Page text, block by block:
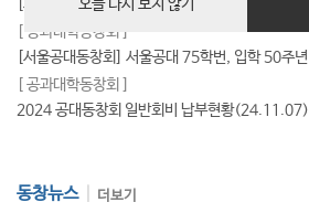
오늘 다시 보지 않기
[ 공과대학동창회 ]
[ 공과대학동창회 ]
2024 공대동창회 일반회비 납부현황(24.11.07)
동창뉴스 더보기